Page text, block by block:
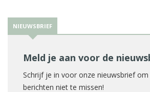
NIEUWSBRIEF
Meld je aan voor de
Schrijf je in voor onze nieuwsbrief
berichten niet te missen!